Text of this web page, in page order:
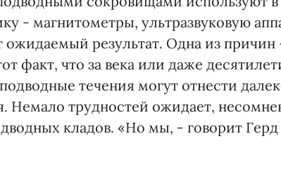
- магнитометры, ультразвуковую
ожидаемый результат. Одна из причин
факт, что за века или даже
течения могут отнести
Немало трудностей ожидает,
кладов. «Но мы, - говорит